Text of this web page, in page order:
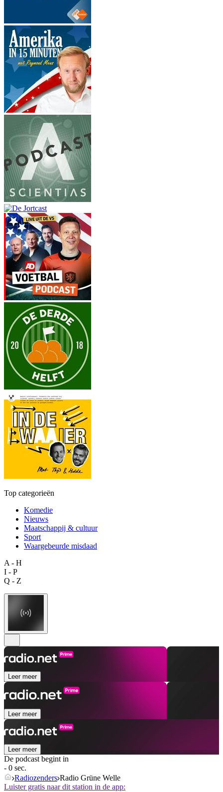
Top categorieën
Komedie
Nieuws
Maatschappij & cultuur
Sport
Waargebeurde misdaad
A - H
I - P
Q - Z
Leer meer
Leer meer
Leer meer
De podcast begint in
- 0 sec.
Radiozenders Radio Grüne Welle
Luister gratis naar dit station in de app: